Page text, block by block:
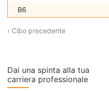
B6
‹ Cibo precedente
Dai una spinta alla tua
carriera professionale